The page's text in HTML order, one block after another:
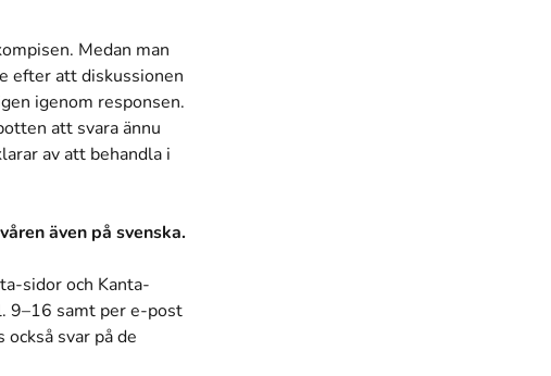
Medan man
efter att diskussionen
igenom responsen.
att svara ännu
av att behandla i
även på svenska.
sidor och Kanta-
9–16 samt per e-post
också svar påde